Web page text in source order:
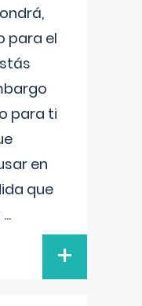
para el
para ti
en
que
...
+